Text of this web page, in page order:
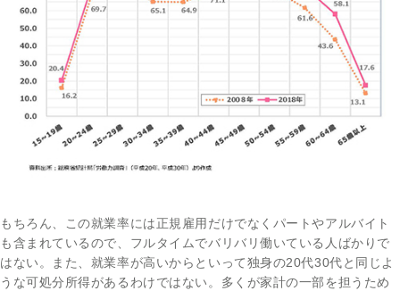
もちろん、この就業率には正規雇用だけでなくパートやアルバイト
も含まれているので、フルタイムでバリバリ働いている人ばかりで
はない。また、就業率が高いからといって独身の20代30代と同じよ
うな可処分所得があるわけではない。多くが家計の一部を担うため